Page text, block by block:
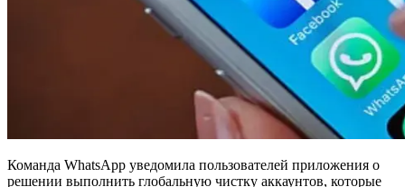
Команда WhatsApp уведомила пользователей приложения о
решении выполнить глобальную чистку аккаунтов, которые